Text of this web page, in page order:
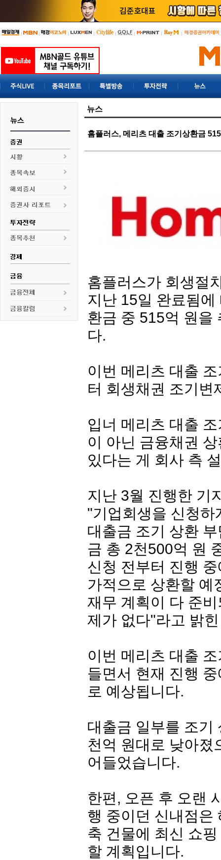
뉴스
홈플러스, 메리츠 대출 조기상환금
홈플러스가 회생절
지난 15일 완료됨
환금 중 515억 원을
다.
이번 메리츠 대출
터 회생채권 조기변
입너 메리츠 대출
이 아닌 금융채권
있다는 게 회사 측
지난 3월 진행한 기
"기업회생을 신청
대출금 조기 상환
금 총 2천500억 원
신청 전부터 진행
가적으로 상환할 예
재무 계획이 다 준
제가 없다"라고 밝
이번 메리츠 대출
들면서 현재 진행
로 예상됩니다.
대출금 일부를 조기
천억 원대로 낮아졌
어들었습니다.
한편, 오픈 후 오랜
행 중이던 신내점은
축 건물에 최신 쇼
할 계획입니다.